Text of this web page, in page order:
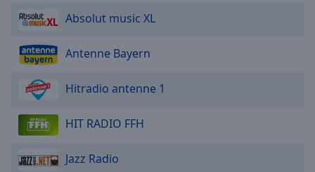
Absolut music XL
Antenne Bayern
Hitradio antenne 1
HIT RADIO FFH
Jazz Radio